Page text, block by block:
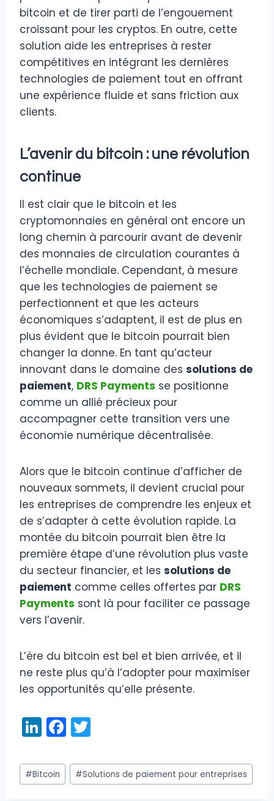
bitcoin et de tirer parti de l’engouement
croissant pour les cryptos. En outre, cette
solution aide les entreprises à rester
compétitives en intégrant les dernières
technologies de paiement tout en offrant
une expérience fluide et sans friction aux
clients.
L’avenir du bitcoin : une révolution
continue
Il est clair que le bitcoin et les
cryptomonnaies en général ont encore un
long chemin à parcourir avant de devenir
des monnaies de circulation courantes à
l’échelle mondiale. Cependant, à mesure
que les technologies de paiement se
perfectionnent et que les acteurs
économiques s’adaptent, il est de plus en
plus évident que le bitcoin pourrait bien
changer la donne. En tant qu’acteur
innovant dans le domaine des solutions de
paiement, DRS Payments se positionne
comme un allié précieux pour
accompagner cette transition vers une
économie numérique décentralisée.
Alors que le bitcoin continue d’afficher de
nouveaux sommets, il devient crucial pour
les entreprises de comprendre les enjeux et
de s’adapter à cette évolution rapide. La
montée du bitcoin pourrait bien être la
première étape d’une révolution plus vaste
du secteur financier, et les solutions de
paiement comme celles offertes par DRS
Payments sont là pour faciliter ce passage
vers l’avenir.
L’ère du bitcoin est bel et bien arrivée, et il
ne reste plus qu’à l’adopter pour maximiser
les opportunités qu’elle présente.
Li
n
k
e
F
a
c
e
itt
er
Étiquettes
de
#Bitcoin #Solutions de paiement pour entreprises